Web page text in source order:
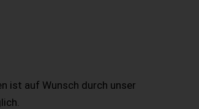
ist auf Wunsch durch unser